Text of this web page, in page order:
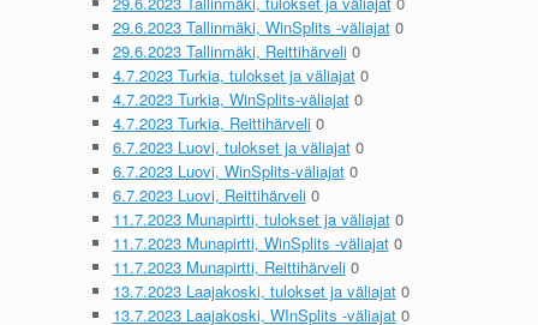
29.6.2023 Tallinmäki, WinSplits -väliajat0
29.6.2023 Tallinmäki, Reittihärveli0
4.7.2023 Turkia, tulokset ja väliajat0
4.7.2023 Turkia, WinSplits-väliajat0
4.7.2023 Turkia, Reittihärveli0
6.7.2023 Luovi, tulokset ja väliajat0
6.7.2023 Luovi, WinSplits-väliajat0
6.7.2023 Luovi, Reittihärveli0
11.7.2023 Munapirtti, tulokset ja väliajat0
11.7.2023 Munapirtti, WinSplits -väliajat0
11.7.2023 Munapirtti, Reittihärveli0
13.7.2023 Laajakoski, tulokset ja väliajat0
13.7.2023 Laajakoski, WInSplits -väliajat0